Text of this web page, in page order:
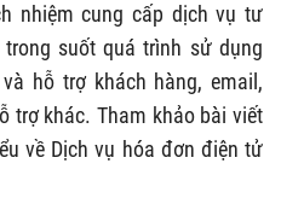
nhiệm cung cấp dịch vụ tư
suốt quá trình sử dụng
hỗ trợ khách hàng, email,
trợ khác. Tham khảo bài viết
về Dịch vụ hóa đơn điện tử